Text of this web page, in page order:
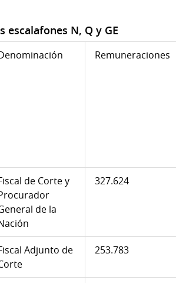
escalafones N, Q y GE
Remuneraciones
de Corte y
de la
327.624
Adjunto de
253.783